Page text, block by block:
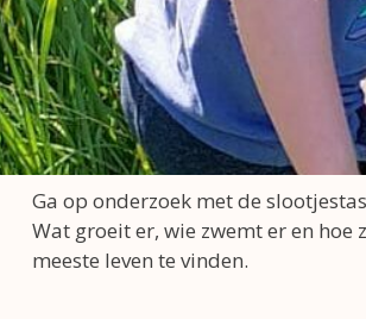
Ga op onderzoek met de
Wat groeit er, wie zwemt er en
meeste leven te vinden.